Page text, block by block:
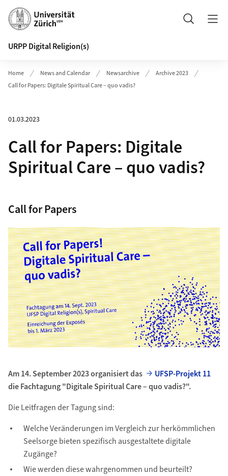
Header
Search
URPP Digital Religion(s)
Home News and Calendar Newsarchive
Archive 2023
Call for Papers: Digitale Spiritual Care – quo vadis?
01.03.2023
Call for Papers: Digitale
Spiritual Care – quo vadis?
Call for Papers
Am 14. September 2023 organisiert das
UFSP-Projekt 11
die Fachtagung "Digitale Spiritual Care – quo vadis?".
Die Leitfragen der Tagung sind:
Welche Veränderungen im Vergleich zur herkömmlichen
Seelsorge bieten spezifisch ausgestaltete digitale
Zugänge?
Wie werden diese wahrgenommen und beurteilt?